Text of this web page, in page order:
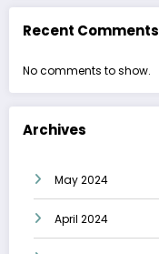
Recent Comments
No comments to show.
Archives
May 2024
April 2024